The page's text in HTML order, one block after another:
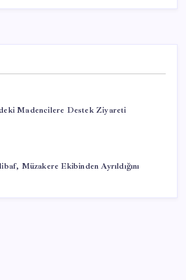
Madencilere Destek Ziyareti
Müzakere Ekibinden Ayrıldığını